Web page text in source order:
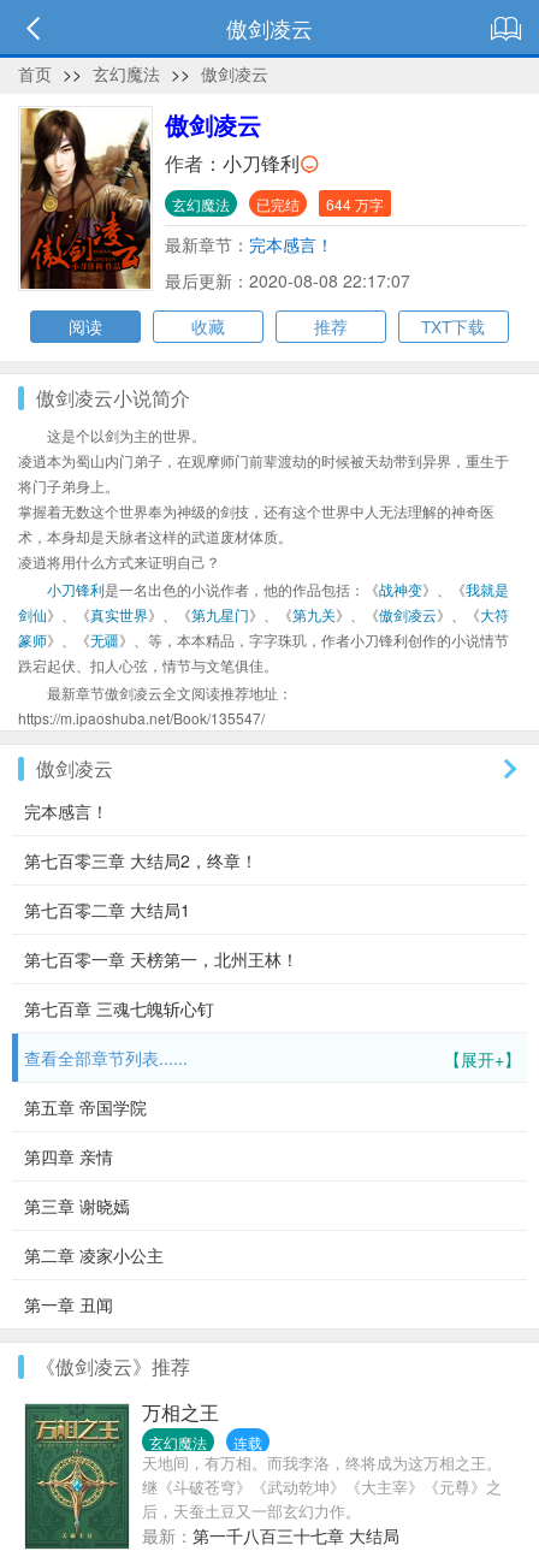
傲剑凌云
首页 >> 玄幻魔法 >> 傲剑凌云
傲剑凌云
作者： 小刀锋利
玄幻魔法 已完结 644 万字
最新章节： 完本感言！
最后更新：2020-08-08 22:17:07
阅读
收藏 推荐 TXT下载
傲剑凌云小说简介
这是个以剑为主的世界。
凌逍本为蜀山内门弟子，在观摩师门前辈渡劫的时候被天劫带到异界，重生于
将门子弟身上。
掌握着无数这个世界奉为神级的剑技，还有这个世界中人无法理解的神奇医
术，本身却是天脉者这样的武道废材体质。
凌逍将用什么方式来证明自己？
小刀锋利是一名出色的小说作者，他的作品包括：《战神变》、《我就是
剑仙》、《真实世界》、《第九星门》、《第九关》、《傲剑凌云》、《大符
篆师》、《无疆》、等，本本精品，字字珠玑，作者小刀锋利创作的小说情节
跌宕起伏、扣人心弦，情节与文笔俱佳。
最新章节傲剑凌云全文阅读推荐地址：
https://m.ipaoshuba.net/Book/135547/
傲剑凌云
完本感言！
第七百零三章 大结局2，终章！
第七百零二章 大结局1
第七百零一章 天榜第一，北州王林！
第七百章 三魂七魄斩心钉
【展开+】
查看全部章节列表......
第五章 帝国学院
第四章 亲情
第三章 谢晓嫣
第二章 凌家小公主
第一章 丑闻
《傲剑凌云》推荐
万相之王
玄幻魔法 连载
天地间，有万相。而我李洛，终将成为这万相之王。
继《斗破苍穹》《武动乾坤》《大主宰》《元尊》之
后，天蚕土豆又一部玄幻力作。
最新： 第一千八百三十七章 大结局